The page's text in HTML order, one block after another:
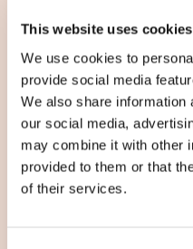
This website uses cookies
We use cookies to
provide social media
We also share information
our social media,
may combine it with other
provided to them or that
of their services.
cittadinanza, la
territoriale.
Naviga le
prossimità